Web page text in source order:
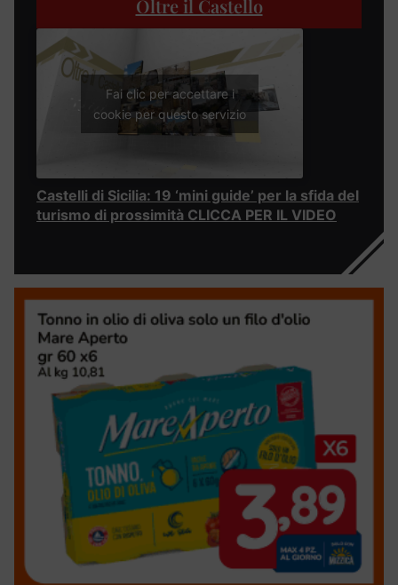
Oltre il Castello
Fai clic per accettare i
cookie per questo servizio
Castelli di Sicilia: 19 ‘mini guide’ per la sfida del
turismo di prossimità CLICCA PER IL VIDEO